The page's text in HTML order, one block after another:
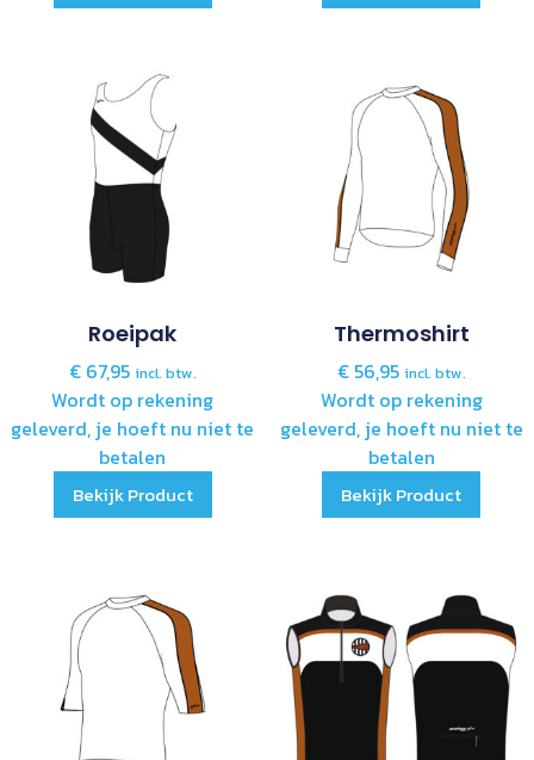
Roeipak
€67,95 incl. btw.
Wordt op rekening
geleverd, je hoeft nu niet te
betalen
Bekijk Product
Thermoshirt
€56,95 incl. btw.
Wordt op rekening
geleverd, je hoeft nu niet te
betalen
Bekijk Product